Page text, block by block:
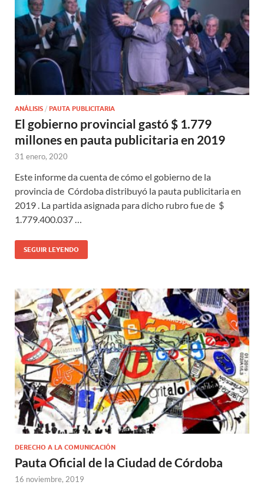
ANÁLISIS / PAUTA PUBLICITARIA
El gobierno provincial gastó $ 1.779
millones en pauta publicitaria en 2019
31 enero, 2020
Este informe da cuenta de cómo el gobierno de la
provincia de Córdoba distribuyó la pauta publicitaria en
2019 . La partida asignada para dicho rubro fue de $
1.779.400.037 …
SEGUIR LEYENDO
DERECHO A LA COMUNICACIÓN
Pauta Oficial de la Ciudad de Córdoba
16 noviembre, 2019